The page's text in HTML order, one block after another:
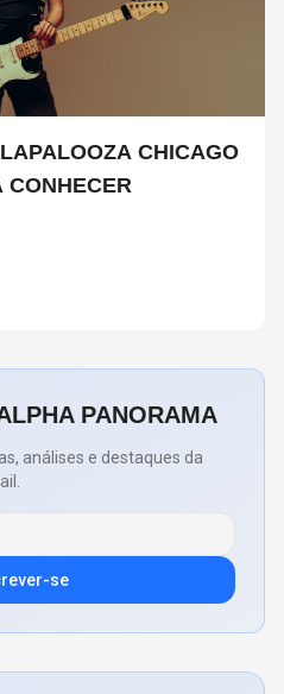
CHICAGO
CONHECER
PANORAMA
análises e destaques da
se